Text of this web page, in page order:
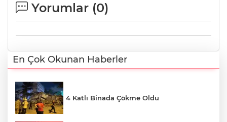
Yorumlar (0)
En Çok Okunan Haberler
4 Katlı Binada Çökme Oldu